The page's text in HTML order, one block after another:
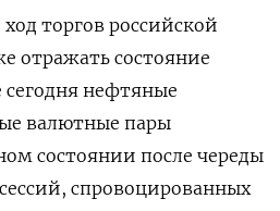
торгов российской
отражать состояние
нефтяные
валютные пары
состоянии после череды
спровоцированных